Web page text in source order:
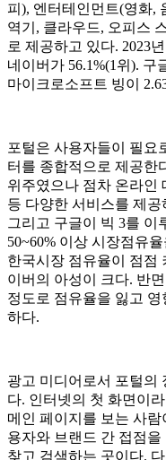
피), 엔터테인먼트(영화,
역기, 클라우드, 오피스
로 제공하고 있다. 2023
네이버가 56.1%(1위). 구
마이크로소프트 빙이
포털은 사용자들이 필요
터를 종합적으로 제공한
위주였으나 점차 온라인
등 다양한 서비스를 제
그리고 구글이 빅 3를 이
50~60% 이상 시장점유
한국시장 점유율이 점점
이버의 아성이 크다. 반
정도로 점유율을 잃고
하다.
광고 미디어로서 포털의
다. 인터넷의 첫 화면이
메인 페이지를 보는 사
용자와 브랜드 간 접점
찾고 검색하는 곳이다.